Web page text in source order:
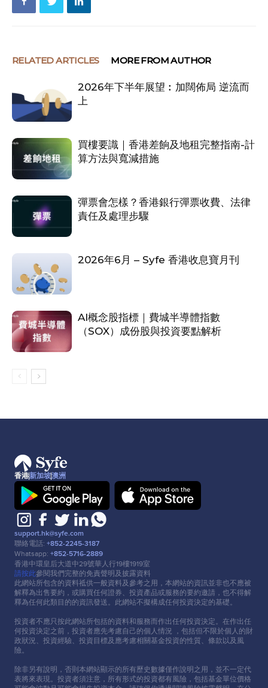
RELATED ARTICLES MORE FROM AUTHOR
2026年下半年展望︰加闊佈局 逆流而
上
買樓要識｜香港差餉及地租完整指南-計
算方法與寬減措施
彈票會怎樣？香港銀行彈票收費、法律
責任及處理步驟
2026年6月 – Syfe 香港收息寶月刊
AI概念股指標｜費城半導體指數
（SOX）成份股與投資要點解析
香港新加坡澳洲
support.hk@syfe.com
聯絡電話: +852-2245-3187
Whatsapp: +852-5716-2889
香港中環皇后⼤道中29號華⼈⾏19樓1919室
請按此參閱我們完整的免責聲明及披露資料
此網站所包含的資料祗供⼀般資料及參考之⽤，本網站的資訊並非也不應被
解釋為出售要約，或購買任何證券、投資產品或服務的要約邀請，也不得解
釋為任何此類⽬的的資訊發送。此網站不擬構成任何投資決定的基礎。
投資者不應只按此網站所包括的資料和服務⽽作出任何投資決定。在作出任
何投資決定之前，投資者應先考慮⾃⼰的個⼈情況 ，包括但不限於個⼈的財
政狀況、投資經驗、投資⽬標及應考慮相關基⾦投資的性質、條款以及風
險。
除非另有說明，否則本網站顯示的所有歷史數據僅作說明之⽤，並不⼀定代
表將來表現。投資者須注意，所有形式的投資都有風險，包括基⾦單位價格